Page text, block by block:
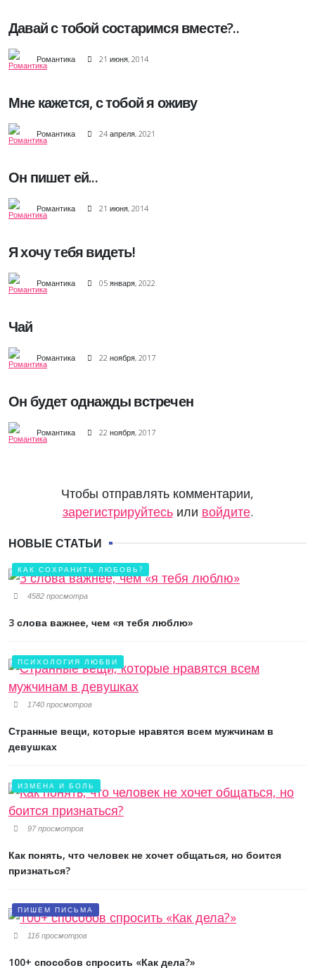
Давай с тобой состаримся вместе?..
Романтика 21 июня, 2014
Мне кажется, с тобой я оживу
Романтика 24 апреля, 2021
Он пишет ей...
Романтика 21 июня, 2014
Я хочу тебя видеть!
Романтика 05 января, 2022
Чай
Романтика 22 ноября, 2017
Он будет однажды встречен
Романтика 22 ноября, 2017
Чтобы отправлять комментарии,
зарегистрируйтесьили войдите.
НОВЫЕ СТАТЬИ
КАК СОХРАНИТЬ ЛЮБОВЬ?
4582 просмотра
3 слова важнее, чем «я тебя люблю»
ПСИХОЛОГИЯ ЛЮБВИ
1740 просмотров
Странные вещи, которые нравятся всем мужчинам в
девушках
ИЗМЕНА И БОЛЬ
97 просмотров
Как понять, что человек не хочет общаться, но боится
признаться?
ПИШЕМ ПИСЬМА
116 просмотров
100+ способов спросить «Как дела?»